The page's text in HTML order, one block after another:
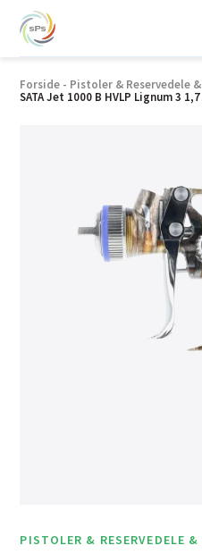
Forside - Pistoler & Reservedele
SATA Jet 1000 B HVLP Lignum 3
PISTOLER & RESERVEDELE